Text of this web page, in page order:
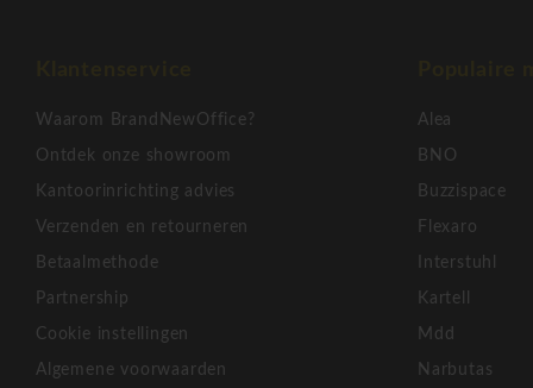
Cascandostaat bekend om minimalistisch en functioneel
en ontvangstruimtes.
Hangon – transparant en functioneel
Minimalistisch en helder.
Ontworpen voor stijlvolle entrees.
Waarom BrandNewOffice?
Ontdek onze showroom
Kantoorinrichting advies
Verzenden en retourneren
Betaalmethode
Partnership
Cookie instellingen
Algemene voorwaarden
Alea
BNO
Buzzispace
Flexaro
Interstuhl
Kartell
Mdd
Narbutas